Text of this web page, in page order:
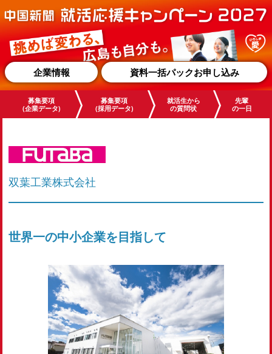
企業情報 資料一括パックお申し込み
募集要項
(企業データ)
募集要項
(採用データ)
就活生から
の質問状
先輩
の一日
双葉工業株式会社
世界一の中小企業を目指して